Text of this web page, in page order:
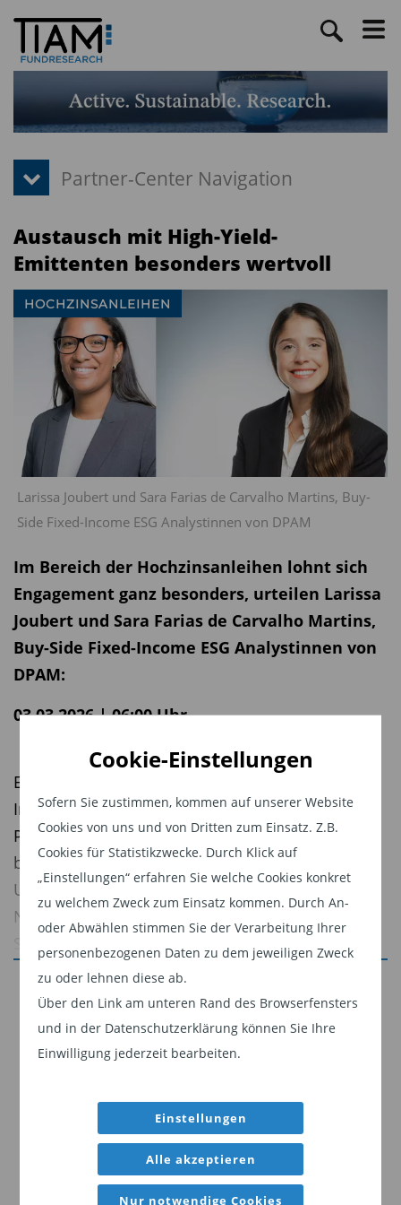
Cookie-Einstellungen
Sofern Sie zustimmen, kommen auf unserer Website
Cookies von uns und von Dritten zum Einsatz. Z.B.
Cookies für Statistikzwecke. Durch Klick auf
„Einstellungen“ erfahren Sie welche Cookies konkret
zu welchem Zweck zum Einsatz kommen. Durch An-
oder Abwählen stimmen Sie der Verarbeitung Ihrer
personenbezogenen Daten zu dem jeweiligen Zweck
zu oder lehnen diese ab.
Über den Link am unteren Rand des Browserfensters
und in der Datenschutzerklärung können Sie Ihre
Einwilligung jederzeit bearbeiten.
Einstellungen
Alle akzeptieren
Nur notwendige Cookies
Austausch mit High-Yield-
Emittenten besonders wertvoll
Larissa Joubert und Sara Farias de Carvalho Martins, Buy-
Side Fixed-Income ESG Analystinnen von DPAM
HOCHZINSANLEIHEN
Im Bereich der Hochzinsanleihen lohnt sich
Engagement ganz besonders, urteilen Larissa
Joubert und Sara Farias de Carvalho Martins,
Buy-Side Fixed-Income ESG Analystinnen von
DPAM:
03.03.2026 | 06:00 Uhr
Emittenten von Hochzinsanleihen legen
Informationen weniger konsistent offen als ihre
Pendants mit Investment-Grade Rating. Das gilt
besonders für die ESG-Analyse. Während IG-
Unternehmen detaillierte
Nachhaltigkeitskennzahlen und Governance-
Strukturen veröffentlichen, legen HY-Emittenten
oft nur das vorgeschriebene Minimum offen.
Die Folge sind blinde Flecken. Erkenntnisse aus
dem Austausch mit den Unternehmen werden so
für Anleger umso wichtiger. Durch den direkten
öffentliche Informationen zugreifen, die die ESG-
Analyse stärken und Anlageentscheidungen
unterstützen. „Engagement“ schafft daher einen
relevanten Informationsvorteil.
Jetzt weiterlesen
Dieser Inhalt ist für professionelle Anleger
bestimmt. Mit Klick auf "Weiter" bestätigen
und stimmen unsererDatenschutzerklärung
zu.
Weiter